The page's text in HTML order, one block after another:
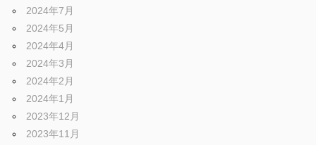
2024年7月
2024年5月
2024年4月
2024年3月
2024年2月
2024年1月
2023年12月
2023年11月